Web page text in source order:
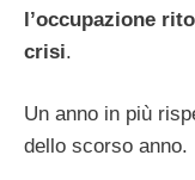
l’occupazione
crisi.
Un anno in più
dello scorso anno.